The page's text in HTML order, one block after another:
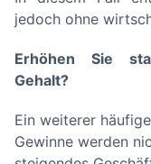
jedoch ohne
Erhöhen Sie
Gehalt?
Ein weiterer
Gewinne werden